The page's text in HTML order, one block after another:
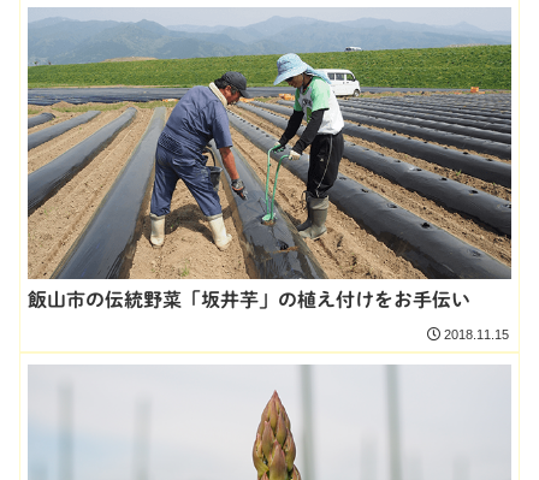
飯山市の伝統野菜「坂井芋」の植え付けをお手伝い
2018.11.15